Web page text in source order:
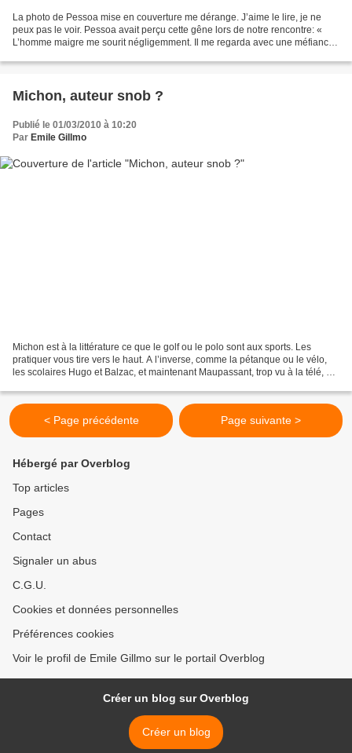
La photo de Pessoa mise en couverture me dérange. J’aime le lire, je ne
peux pas le voir. Pessoa avait perçu cette gêne lors de notre rencontre: «
L’homme maigre me sourit négligemment. Il me regarda avec une méfiance
Michon, auteur snob ?
Publié le 01/03/2010 à 10:20
Par Emile Gillmo
Michon est à la littérature ce que le golf ou le polo sont aux sports. Les
pratiquer vous tire vers le haut. A l’inverse, comme la pétanque ou le vélo,
les scolaires Hugo et Balzac, et maintenant Maupassant, trop vu à la télé, ne
< Page précédente Page suivante >
Hébergé par Overblog
Top articles
Pages
Contact
Signaler un abus
C.G.U.
Cookies et données personnelles
Préférences cookies
Voir le profil de Emile Gillmo sur le portail Overblog
Créer un blog sur Overblog
Créer un blog